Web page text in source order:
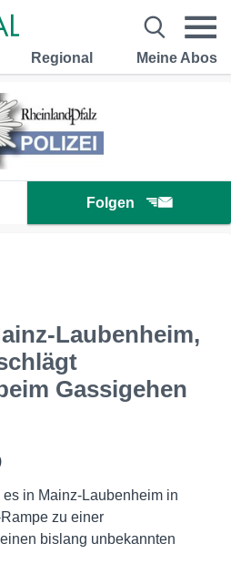
Regional Meine Abos
Folgen
Laubenheim,
Gassigehen
in Mainz-Laubenheim in
zu einer
bislang unbekannten